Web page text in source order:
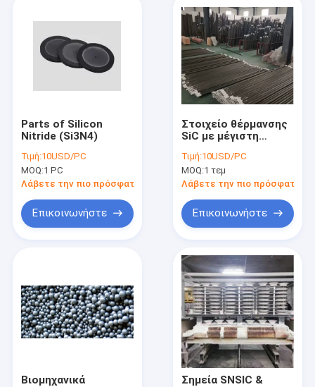
Προϊόντα
Περίπου εμείς
Περιπτώσεις
Mosi2 στοιχεία θέρμανσης
Βιομηχανικά κεραμικά μέρη
Parts of Silicon
Nitride (Si3N4)
Τιμή:10USD/PC
MOQ:1 PC
Λάβετε την πιο πρόσφατη τιμή
Επικοινωνήστε
Στοιχείο θέρμανσης
SiC με μέγιστη
λειτουργίας 1500°C,
ανθεκτικό στη
διάβρωση και υψηλή
βιομηχανικά
κλιβάνους
Τιμή:10USD/PC
MOQ:1 τεμ
Λάβετε την πιο πρόσφατη
Επικοινωνήστε
Βιομηχανικά
Σημεία SNSIC &